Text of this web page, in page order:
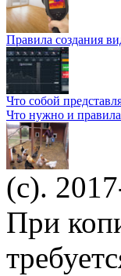
Правила создания
Что собой
Что нужно и правила
(c).
При